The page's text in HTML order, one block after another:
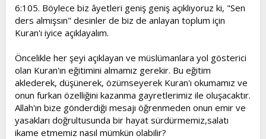
6:105. Böylece biz âyetleri geniş geniş açıklıyoruz ki, "Sen
ders almışsın" desinler de biz de anlayan toplum için
Kuran'ı iyice açıklayalım.
Öncelikle her şeyi açıklayan ve müslümanlara yol gösterici
olan Kuran'ın eğitimini almamız gerekir. Bu eğitim
aklederek, düşünerek, özümseyerek Kuran'ı okumamız ve
onun furkan özelliğini kazanma gayretlerimiz ile oluşacaktır.
Allah'ın bize gönderdiği mesajı öğrenmeden onun emir ve
yasakları doğrultusunda bir hayat sürdürmemiz,salatı
ikame etmemiz nasıl mümkün olabilir?